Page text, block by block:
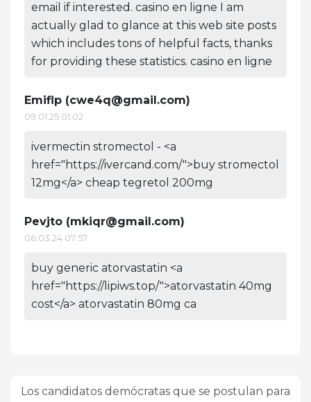
email if interested. casino en ligne I am
actually glad to glance at this web site posts
which includes tons of helpful facts, thanks
for providing these statistics. casino en ligne
Emiflp (cwe4q@gmail.com)
09.01.25 01:02
ivermectin stromectol - <a
href="https://ivercand.com/">buy stromectol
12mg</a> cheap tegretol 200mg
Pevjto (mkiqr@gmail.com)
06.03.24 07:57
buy generic atorvastatin <a
href="https://lipiws.top/">atorvastatin 40mg
cost</a> atorvastatin 80mg ca
Los candidatos demócratas que se postulan para